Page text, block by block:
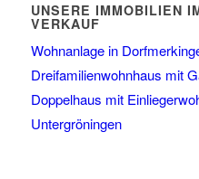
UNSERE IMMOBILIEN
VERKAUF
Wohnanlage in
Dreifamilienwohnhaus mit
Doppelhaus mit
Untergröningen